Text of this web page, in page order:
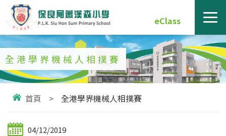
eClass
全港學界機械人相撲賽
首頁 > 全港學界機械人相撲賽
04/12/2019